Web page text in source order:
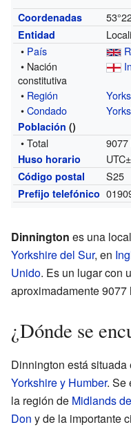
Coordenadas
Entidad
• País
• Nación
constitutiva
• Región
•Condado
Población ()
• Total 9077
Huso horario
Código postal S25
Prefijo telefónico
Dinnington es una
Yorkshire del Sur, en
Unido. Es un lugar con
aproximadamente 9077
¿Dónde se
Dinnington está
Yorkshire y Humber. Se
la región de Midlands
Don y de la importante